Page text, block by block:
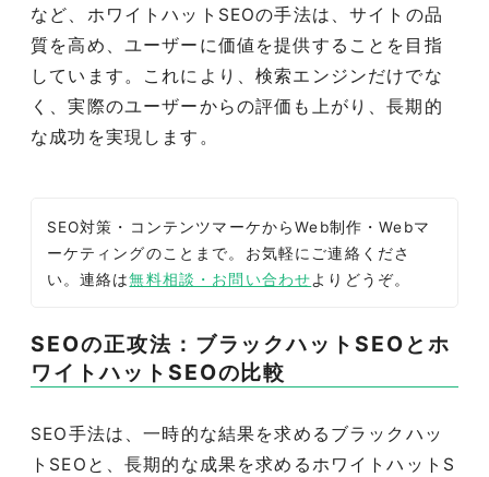
など、ホワイトハットSEOの手法は、サイトの品
質を高め、ユーザーに価値を提供することを目指
しています。これにより、検索エンジンだけでな
く、実際のユーザーからの評価も上がり、長期的
な成功を実現します。
SEO対策・コンテンツマーケからWeb制作・Webマ
ーケティングのことまで。お気軽にご連絡くださ
い。連絡は無料相談・お問い合わせよりどうぞ。
SEOの正攻法：ブラックハットSEOとホ
ワイトハットSEOの比較
SEO手法は、一時的な結果を求めるブラックハッ
トSEOと、長期的な成果を求めるホワイトハットS